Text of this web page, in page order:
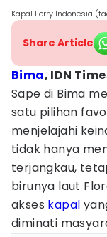
Kapal Ferry Indonesia
Share Article
Bima, IDN
Sape di Bima
satu pilihan
menjelajahi
tidak hanya
terjangkau,
birunya laut
akses kapal
diminati